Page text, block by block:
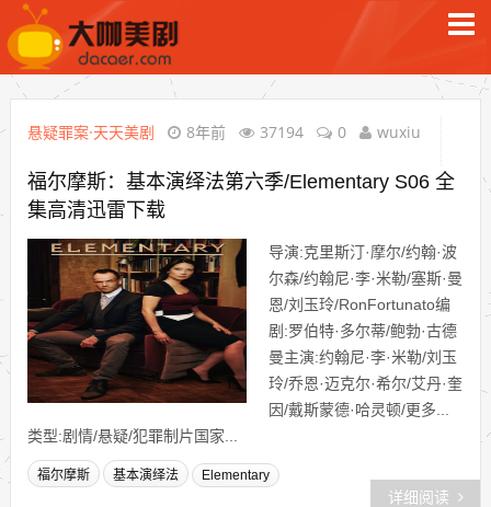
悬疑罪案·天天美剧 8年前 37194 0 wuxiu
福尔摩斯：基本演绎法第六季/Elementary S06 全
集高清迅雷下载
导演:克里斯汀·摩尔/约翰·波
尔森/约翰尼·李·米勒/塞斯·曼
恩/刘玉玲/RonFortunato编
剧:罗伯特·多尔蒂/鲍勃·古德
曼主演:约翰尼·李·米勒/刘玉
玲/乔恩·迈克尔·希尔/艾丹·奎
因/戴斯蒙德·哈灵顿/更多...
类型:剧情/悬疑/犯罪制片国家...
福尔摩斯 基本演绎法 Elementary
详细阅读